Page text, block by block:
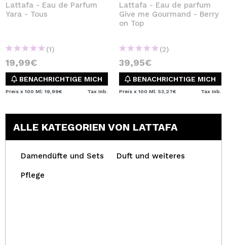
Lattafa - Eau de Parfum
Yara - Tous
(1)
19,99€
BENACHRICHTIGE MICH
Preis x 100 Ml: 19,99€ Tax Inb.
Lattafa - Eau de parfum
Give me Gourmand - Berry
on Top
(2)
39,95€
BENACHRICHTIGE MICH
Preis x 100 Ml: 53,27€ Tax Inb.
ALLE KATEGORIEN VON LATTAFA
Damendüfte und Sets Duft und weiteres
Pflege